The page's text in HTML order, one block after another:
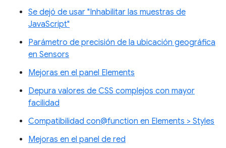
Se dejó de usar "Inhabilitar las muestras de
JavaScript"
Parámetro de precisión de la ubicación geográfica
en Sensors
Mejoras en el panel Elements
Depura valores de CSS complejos con mayor
facilidad
Compatibilidad con@function en Elements > Styles
Mejoras en el panel de red